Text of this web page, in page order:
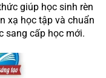
giúp học sinh rèn
xạ học tập và chuẩn
sang cấp học mới.